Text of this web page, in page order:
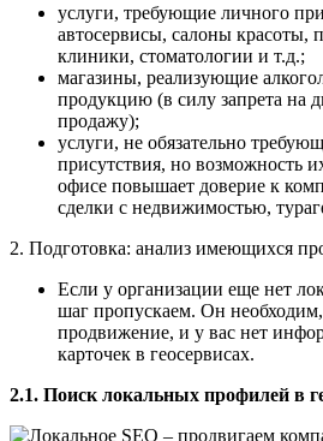
услуги, требующие личного
автосервисы, салоны красоты,
клиники, стоматологии и т.д.;
магазины, реализующие
продукцию (в силу запрета на
продажу);
услуги, не обязательно
присутствия, но возможность
офисе повышает доверие к
сделки с недвижимостью,
2. Подготовка: анализ имеющихся
Если у организации еще нет
шаг пропускаем. Он
продвижение, и у вас нет
карточек в геосервисах.
2.1. Поиск локальных профилей в